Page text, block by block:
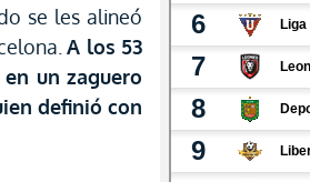
se les alineó
A los 53
un zaguero
definió con